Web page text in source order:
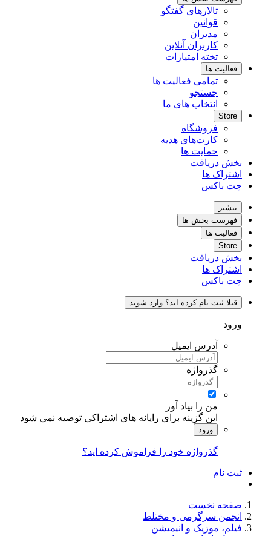
تالارهای گفتگو
قوانین
مدیران
کاربران آنلاین
تخته امتیازات
فعالیت ها
تمامی فعالیت ها
جستجو
انتخاب های ما
Store
فروشگاه
کارت‌های هدیه
حمایت ها
بخش دریافت
اشتراک ها
چت باکس
بیشتر
فهرست بخش ها
فعالیت ها
Store
بخش دریافت
اشتراک ها
چت باکس
قبلا ثبت نام کرده اید؟ وارد شوید
ورود
آدرس ایمیل
گذرواژه
من را بیاد آور
این گزینه برای رایانه های اشتراکی توصیه نمی شود
ورود
گذرواژه خود را فراموش کرده اید؟
ثبت نام
صفحه نخست
انجمن سرگرمی و مختلط
فیلم، موزیک و انیمیشن